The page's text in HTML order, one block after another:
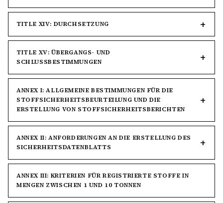
TITLE XIV: DURCHSETZUNG
TITLE XV: ÜBERGANGS- UND
SCHLUSSBESTIMMUNGEN
ANNEX I: ALLGEMEINE BESTIMMUNGEN FÜR DIE
STOFFSICHERHEITSBEURTEILUNG UND DIE
ERSTELLUNG VON STOFFSICHERHEITSBERICHTEN
ANNEX II: ANFORDERUNGEN AN DIE ERSTELLUNG DES
SICHERHEITSDATENBLATTS
ANNEX III: KRITERIEN FÜR REGISTRIERTE STOFFE IN
MENGEN ZWISCHEN 1 UND 10 TONNEN